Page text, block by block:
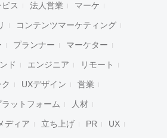
ス 法人営業 マーケ
コンテンツマーケティング
プランナー マーケター
ド エンジニア リモート
UXデザイン 営業
ラットフォーム 人材
ディア 立ち上げ PR UX